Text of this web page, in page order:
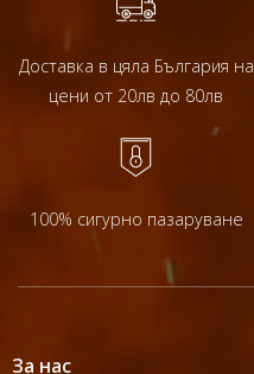
Доставка в цяла България на
цени от 20лв до 80лв
100% сигурно пазаруване
За нас